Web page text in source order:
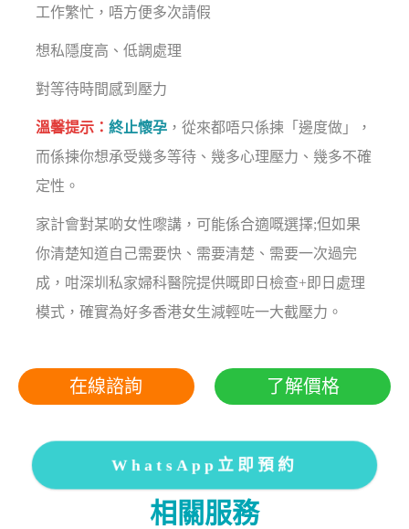
工作繁忙，唔方便多次請假
想私隱度高、低調處理
對等待時間感到壓力
溫馨提示：終止懷孕 ，從來都唔只係揀「邊度做」，
而係揀你想承受幾多等待、幾多心理壓力、幾多不確
定性。
家計會對某啲女性嚟講，可能係合適嘅選擇;但如果
你清楚知道自己需要快、需要清楚、需要一次過完
成，咁深圳私家婦科醫院提供嘅即日檢查+即日處理
模式，確實為好多香港女生減輕咗一大截壓力。
在線諮詢 了解價格
WhatsApp立即預約
相關服務